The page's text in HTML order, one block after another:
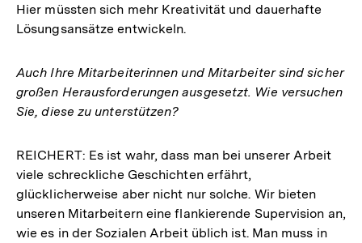
Hier müssten sich mehr Kreativität und dauerhafte
Lösungsansätze entwickeln.
Auch Ihre Mitarbeiterinnen und Mitarbeiter sind sicher
großen Herausforderungen ausgesetzt. Wie versuchen
Sie, diese zu unterstützen?
REICHERT: Es ist wahr, dass man bei unserer Arbeit
viele schreckliche Geschichten erfährt,
glücklicherweise aber nicht nur solche. Wir bieten
unseren Mitarbeitern eine flankierende Supervision an,
wie es in der Sozialen Arbeit üblich ist. Man muss in